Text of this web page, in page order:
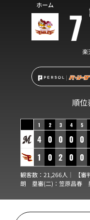
ホーム 7
楽
順位
1 2 3 4 5
4 0 0 0 0
1
0 2 0 0
観客数：21,266人｜ 【審
朗 塁審(二)： 笠原昌春